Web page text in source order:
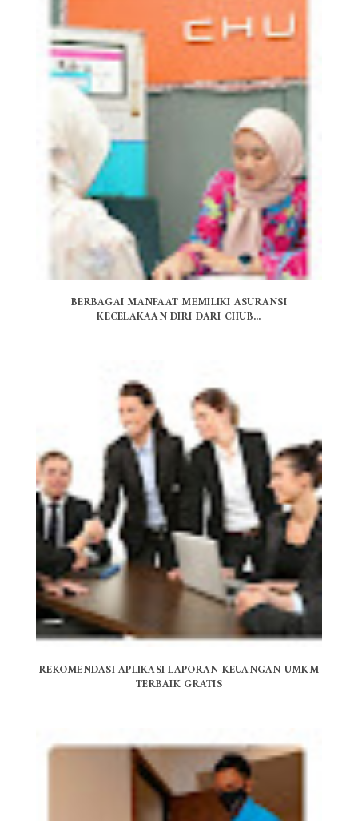
BERBAGAI MANFAAT MEMILIKI ASURANSI
KECELAKAAN DIRI DARI CHUB...
REKOMENDASI APLIKASI LAPORAN KEUANGAN UMKM
TERBAIK GRATIS